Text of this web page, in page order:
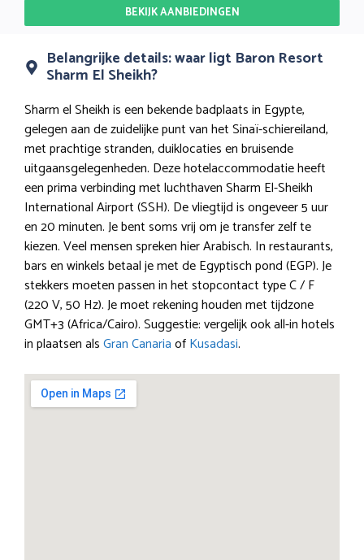
BEKIJK AANBIEDINGEN
Belangrijke details: waar ligt Baron Resort
Sharm El Sheikh?
Sharm el Sheikh is een bekende badplaats in Egypte,
gelegen aan de zuidelijke punt van het Sinaï-schiereiland,
met prachtige stranden, duiklocaties en bruisende
uitgaansgelegenheden. Deze hotelaccommodatie heeft
een prima verbinding met luchthaven Sharm El-Sheikh
International Airport (SSH). De vliegtijd is ongeveer 5 uur
en 20 minuten. Je bent soms vrij om je transfer zelf te
kiezen. Veel mensen spreken hier Arabisch. In restaurants,
bars en winkels betaal je met de Egyptisch pond (EGP). Je
stekkers moeten passen in het stopcontact type C / F
(220 V, 50 Hz). Je moet rekening houden met tijdzone
GMT+3 (Africa/Cairo). Suggestie: vergelijk ook all-in hotels
in plaatsen alsGran CanariaofKusadasi.